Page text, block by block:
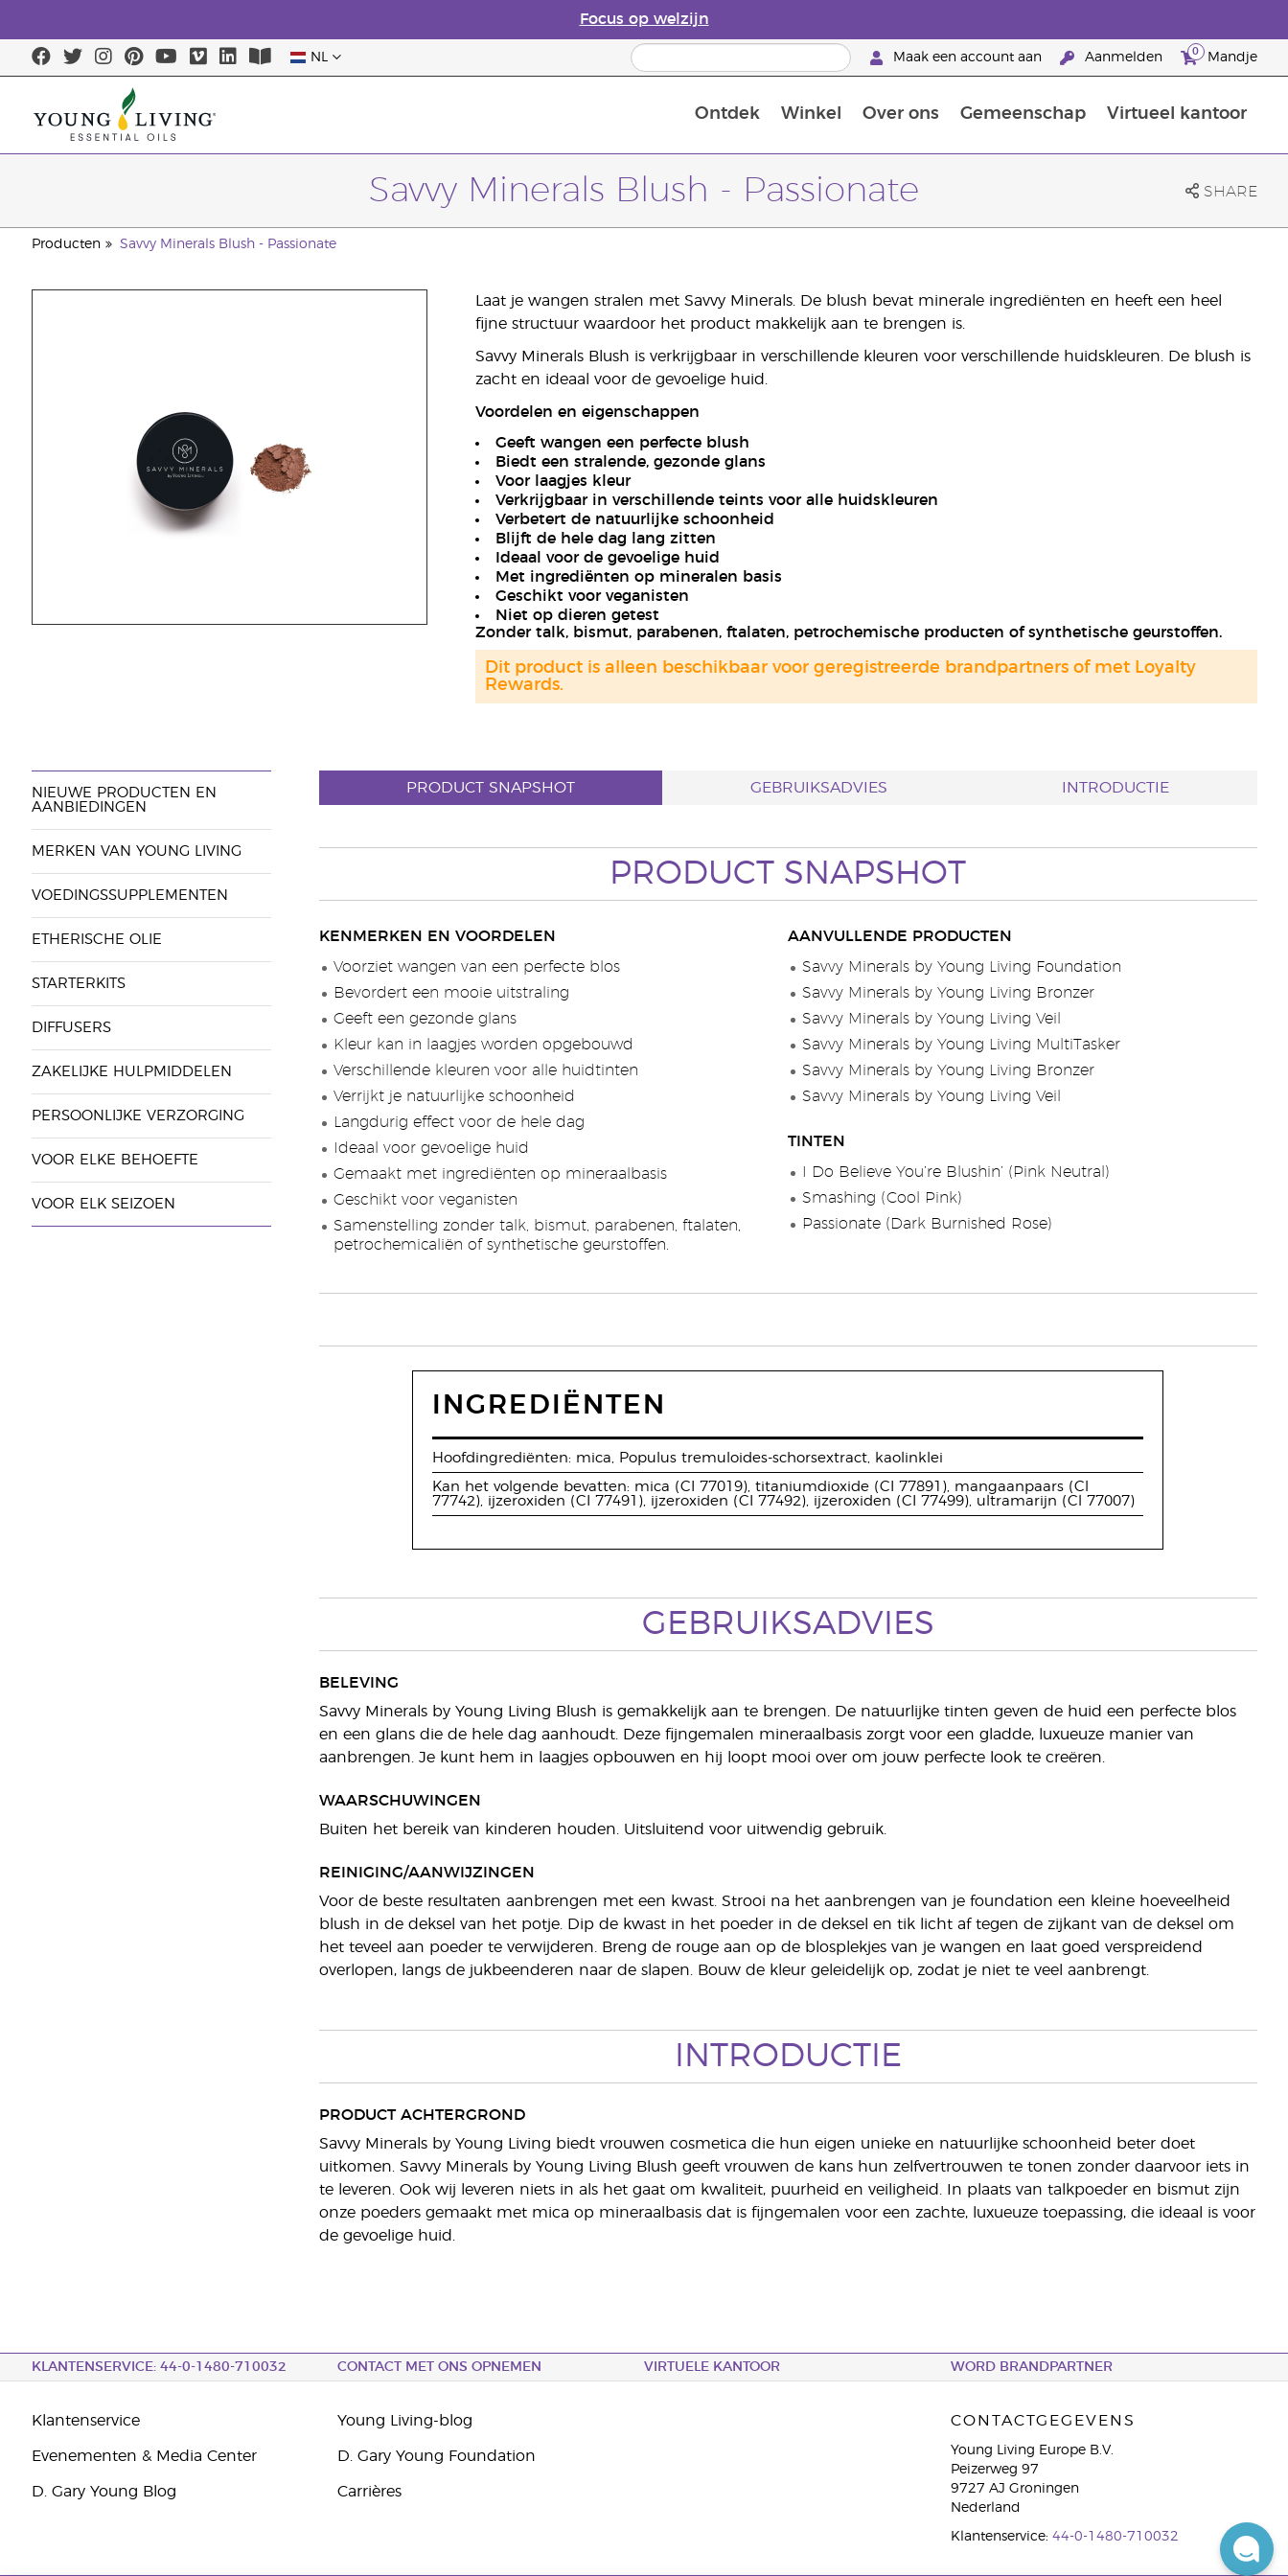
Focus op welzijn
NL Maak een account aan Aanmelden 0 Mandje
Ontdek Winkel Over ons Gemeenschap Virtueel kantoor
Savvy Minerals Blush - Passionate SHARE
Producten Savvy Minerals Blush - Passionate
Laat je wangen stralen met Savvy Minerals. De blush bevat minerale ingrediënten en heeft een heel
fijne structuur waardoor het product makkelijk aan te brengen is.
Savvy Minerals Blush is verkrijgbaar in verschillende kleuren voor verschillende huidskleuren. De blush is
zacht en ideaal voor de gevoelige huid.
Voordelen en eigenschappen
Geeft wangen een perfecte blush
Biedt een stralende, gezonde glans
Voor laagjes kleur
Verkrijgbaar in verschillende teints voor alle huidskleuren
Verbetert de natuurlijke schoonheid
Blijft de hele dag lang zitten
Ideaal voor de gevoelige huid
Met ingrediënten op mineralen basis
Geschikt voor veganisten
Niet op dieren getest
Zonder talk, bismut, parabenen, ftalaten, petrochemische producten of synthetische geurstoffen.
Dit product is alleen beschikbaar voor geregistreerde brandpartners of met Loyalty
Rewards.
NIEUWE PRODUCTEN EN
AANBIEDINGEN
MERKEN VAN YOUNG LIVING
VOEDINGSSUPPLEMENTEN
ETHERISCHE OLIE
STARTERKITS
DIFFUSERS
ZAKELIJKE HULPMIDDELEN
PERSOONLIJKE VERZORGING
VOOR ELKE BEHOEFTE
VOOR ELK SEIZOEN
PRODUCT SNAPSHOT GEBRUIKSADVIES INTRODUCTIE
PRODUCT SNAPSHOT
KENMERKEN EN VOORDELEN
Voorziet wangen van een perfecte blos
Bevordert een mooie uitstraling
Geeft een gezonde glans
Kleur kan in laagjes worden opgebouwd
Verschillende kleuren voor alle huidtinten
Verrijkt je natuurlijke schoonheid
Langdurig effect voor de hele dag
Ideaal voor gevoelige huid
Gemaakt met ingrediënten op mineraalbasis
Geschikt voor veganisten
Samenstelling zonder talk, bismut, parabenen, ftalaten,
petrochemicaliën of synthetische geurstoffen.
AANVULLENDE PRODUCTEN
Savvy Minerals by Young Living Foundation
Savvy Minerals by Young Living Bronzer
Savvy Minerals by Young Living Veil
Savvy Minerals by Young Living MultiTasker
Savvy Minerals by Young Living Bronzer
Savvy Minerals by Young Living Veil
TINTEN
I Do Believe You’re Blushin’ (Pink Neutral)
Smashing (Cool Pink)
Passionate (Dark Burnished Rose)
INGREDIËNTEN
Hoofdingrediënten: mica, Populus tremuloides-schorsextract, kaolinklei
Kan het volgende bevatten: mica (CI 77019), titaniumdioxide (CI 77891), mangaanpaars (Cl
77742), ijzeroxiden (CI 77491), ijzeroxiden (CI 77492), ijzeroxiden (CI 77499), ultramarijn (Cl 77007)
GEBRUIKSADVIES
BELEVING
Savvy Minerals by Young Living Blush is gemakkelijk aan te brengen. De natuurlijke tinten geven de huid een perfecte blos
en een glans die de hele dag aanhoudt. Deze fijngemalen mineraalbasis zorgt voor een gladde, luxueuze manier van
aanbrengen. Je kunt hem in laagjes opbouwen en hij loopt mooi over om jouw perfecte look te creëren.
WAARSCHUWINGEN
Buiten het bereik van kinderen houden. Uitsluitend voor uitwendig gebruik.
REINIGING/AANWIJZINGEN
Voor de beste resultaten aanbrengen met een kwast. Strooi na het aanbrengen van je foundation een kleine hoeveelheid
blush in de deksel van het potje. Dip de kwast in het poeder in de deksel en tik licht af tegen de zijkant van de deksel om
het teveel aan poeder te verwijderen. Breng de rouge aan op de blosplekjes van je wangen en laat goed verspreidend
overlopen, langs de jukbeenderen naar de slapen. Bouw de kleur geleidelijk op, zodat je niet te veel aanbrengt.
INTRODUCTIE
PRODUCT ACHTERGROND
Savvy Minerals by Young Living biedt vrouwen cosmetica die hun eigen unieke en natuurlijke schoonheid beter doet
uitkomen. Savvy Minerals by Young Living Blush geeft vrouwen de kans hun zelfvertrouwen te tonen zonder daarvoor iets in
te leveren. Ook wij leveren niets in als het gaat om kwaliteit, puurheid en veiligheid. In plaats van talkpoeder en bismut zijn
onze poeders gemaakt met mica op mineraalbasis dat is fijngemalen voor een zachte, luxueuze toepassing, die ideaal is voor
de gevoelige huid.
KLANTENSERVICE: 44-0-1480-710032 CONTACT MET ONS OPNEMEN VIRTUELE KANTOOR WORD BRANDPARTNER
Klantenservice
Evenementen & Media Center
D. Gary Young Blog
Young Living-blog
D. Gary Young Foundation
Carrières
CONTACTGEGEVENS
Young Living Europe B.V.
Peizerweg 97
9727 AJ Groningen
Nederland
Klantenservice: 44-0-1480-710032